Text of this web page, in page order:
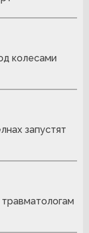
колесами
запустят